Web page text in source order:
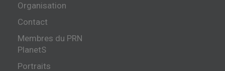
Organisation
Contact
Membres du PRN
PlanetS
Portraits